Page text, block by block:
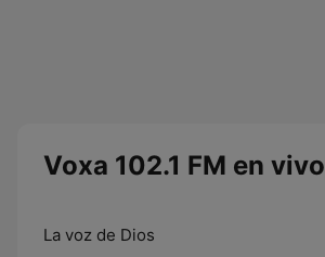
Voxa 102.1 FM en vivo
La voz de Dios